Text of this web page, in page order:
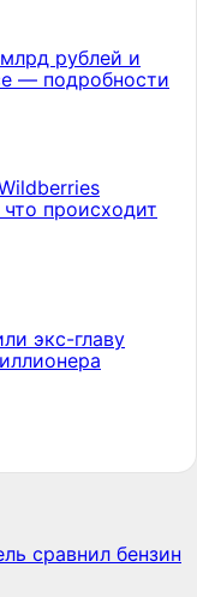
рублей и
— подробности
происходит
экс-главу
сравнил бензин